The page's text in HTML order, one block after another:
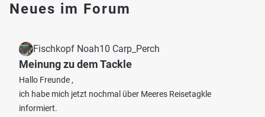
Neues im Forum
Fischkopf Noah10 Carp_Perch
Meinung zu dem Tackle
Hallo Freunde ,
ich habe mich jetzt nochmal über Meeres Reisetagkle
informiert.